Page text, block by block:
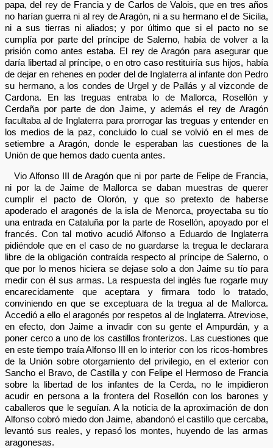
papa, del rey de Francia y de Carlos de Valois, que en tres años
no harían guerra ni al rey de Aragón, ni a su hermano el de Sicilia,
ni a sus tierras ni aliados; y por último que si el pacto no se
cumplía por parte del príncipe de Salerno, había de volver a la
prisión como antes estaba. El rey de Aragón para asegurar que
daría libertad al príncipe, o en otro caso restituiría sus hijos, había
de dejar en rehenes en poder del de Inglaterra al infante don Pedro
su hermano, a los condes de Urgel y de Pallás y al vizconde de
Cardona. En las treguas entraba lo de Mallorca, Rosellón y
Cerdaña por parte de don Jaime, y además el rey de Aragón
facultaba al de Inglaterra para prorrogar las treguas y entender en
los medios de la paz, concluido lo cual se volvió en el mes de
setiembre a Aragón, donde le esperaban las cuestiones de la
Unión de que hemos dado cuenta antes.
Vio Alfonso III de Aragón que ni por parte de Felipe de Francia,
ni por la de Jaime de Mallorca se daban muestras de querer
cumplir el pacto de Olorón, y que so pretexto de haberse
apoderado el aragonés de la isla de Menorca, proyectaba su tío
una entrada en Cataluña por la parte de Rosellón, apoyado por el
francés. Con tal motivo acudió Alfonso a Eduardo de Inglaterra
pidiéndole que en el caso de no guardarse la tregua le declarara
libre de la obligación contraída respecto al príncipe de Salerno, o
que por lo menos hiciera se dejase solo a don Jaime su tío para
medir con él sus armas. La respuesta del inglés fue rogarle muy
encarecidamente que aceptara y firmara todo lo tratado,
conviniendo en que se exceptuara de la tregua al de Mallorca.
Accedió a ello el aragonés por respetos al de Inglaterra. Atreviose,
en efecto, don Jaime a invadir con su gente el Ampurdán, y a
poner cerco a uno de los castillos fronterizos. Las cuestiones que
en este tiempo traía Alfonso III en lo interior con los ricos-hombres
de la Unión sobre otorgamiento del privilegio, en el exterior con
Sancho el Bravo, de Castilla y con Felipe el Hermoso de Francia
sobre la libertad de los infantes de la Cerda, no le impidieron
acudir en persona a la frontera del Rosellón con los barones y
caballeros que le seguían. A la noticia de la aproximación de don
Alfonso cobró miedo don Jaime, abandonó el castillo que cercaba,
levantó sus reales, y repasó los montes, huyendo de las armas
aragonesas.